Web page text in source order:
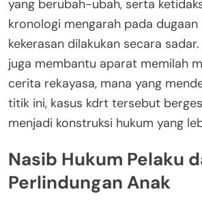
yang berubah-ubah, serta
kronologi mengarah pada
kekerasan dilakukan secara
juga membantu aparat memilah
cerita rekayasa, mana yang
titik ini, kasus kdrt tersebut
menjadi konstruksi hukum yang
Nasib Hukum Pelaku
Perlindungan Anak